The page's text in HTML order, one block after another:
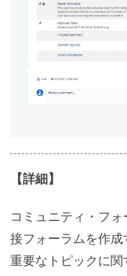
【詳細】
コミュニティ・フ
接フォーラムを作成
重要なトピックに